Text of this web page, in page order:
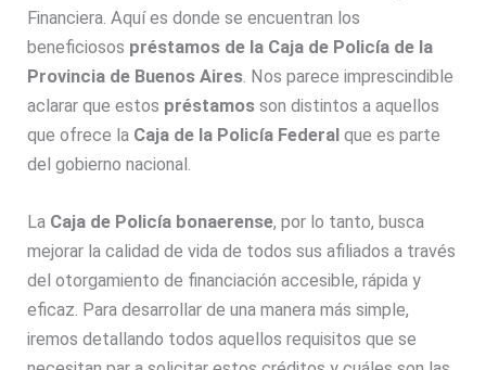
Financiera. Aquí es donde se encuentran los
beneficiosos préstamos de la Caja de Policía de la
Provincia de Buenos Aires . Nos parece imprescindible
aclarar que estos préstamosson distintos a aquellos
que ofrece la Caja de la Policía Federal que es parte
del gobierno nacional.
La Caja de Policía bonaerense, por lo tanto, busca
mejorar la calidad de vida de todos sus afiliados a través
del otorgamiento de financiación accesible, rápida y
eficaz. Para desarrollar de una manera más simple,
iremos detallando todos aquellos requisitos que se